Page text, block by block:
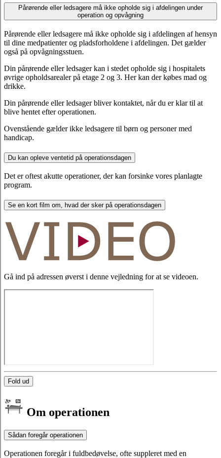
Pårørende eller ledsagere må ikke opholde sig i afdelingen under
operation og opvågning
Pårørende eller ledsagere må ikke opholde sig i afdelingen af hensyn
til dine medpatienter og pladsforholdene i afdelingen. Det gælder
også på opvågningsstuen.
Din pårørende eller ledsager kan i stedet opholde sig i hospitalets
øvrige opholdsarealer på etage 2 og 3. Her kan der købes mad og
drikke.
Din pårørende eller ledsager bliver kontaktet, når du er klar til at
blive hentet efter operationen.
Ovenstående gælder ikke ledsagere til børn og personer med
handicap.
Du kan opleve ventetid på operationsdagen
Det er oftest akutte operationer, der kan forsinke vores planlagte
program.
Se en kort film om, hvad der sker på operationsdagen
Gå ind på adressen øverst i denne vejledning for at se videoen.
Fold ud
Om operationen
Sådan foregår operationen
Operationen foregår i fuldbedøvelse, ofte suppleret med en